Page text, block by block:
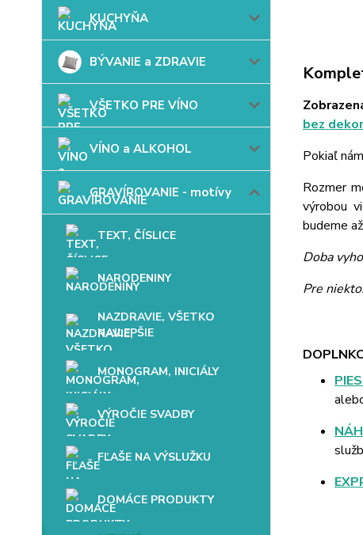
KUCHYŇA
BÝVANIE a ZDRAVIE
VŠETKO PRE VÍNO
VÍNO a ALKOHOL
GRAVÍROVANIE - motívy
TEXT, ČÍSLICE
NARODENINY
NAZDRAVIE, VŠETKO
NAJLEPŠIE
MONOGRAM, INICIÁLY
VÝROČIE SVADBY
FĽAŠE NA VÝSLUŽKU
DOMÁCE PRODUKTY
bez
Pokiaľ
Rozmer
výrobou
budeme
Doba
Pre